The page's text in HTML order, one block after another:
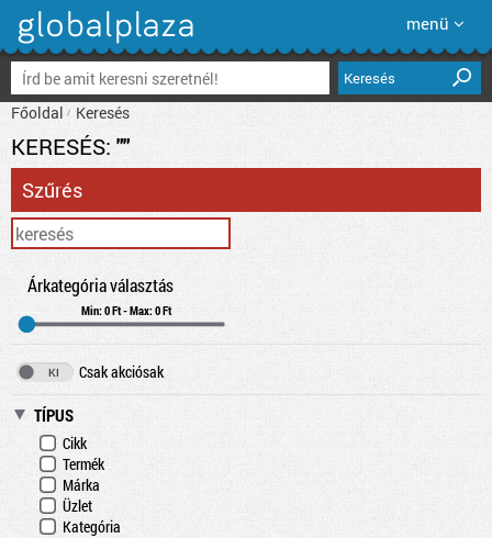
menü
Keresés
Főoldal Keresés
KERESÉS: ""
Szűrés
Árkategória választás
Min: 0 Ft - Max: 0 Ft
Csak akciósak
TÍPUS
Cikk
Termék
Márka
Üzlet
Kategória